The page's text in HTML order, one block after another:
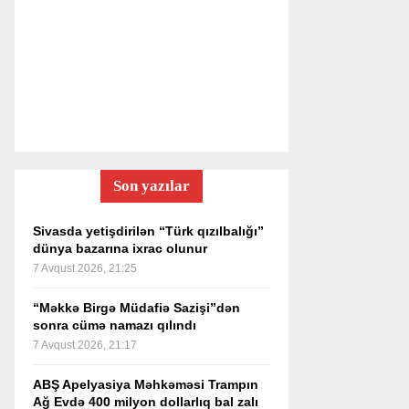
Son yazılar
Sivasda yetişdirilən “Türk qızılbalığı”
dünya bazarına ixrac olunur
7 Avqust 2026, 21:25
“Məkkə Birgə Müdafiə Sazişi”dən
sonra cümə namazı qılındı
7 Avqust 2026, 21:17
ABŞ Apelyasiya Məhkəməsi Trampın
Ağ Evdə 400 milyon dollarlıq bal zalı